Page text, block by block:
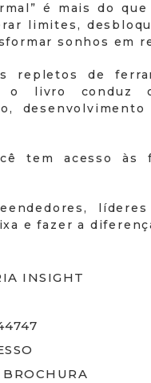
é mais do
limites,
sonhos em
repletos de
o livro
tem acesso às
e fazer a
INSIGHT
BROCHURA